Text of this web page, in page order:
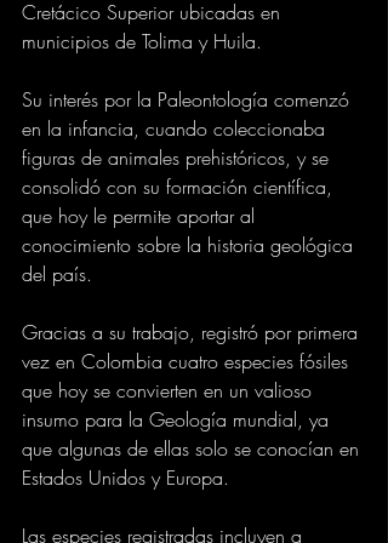
Cretácico Superior ubicadas en
municipios de Tolima y Huila.
Su interés por la Paleontología comenzó
en la infancia, cuando coleccionaba
figuras de animales prehistóricos, y se
consolidó con su formación científica,
que hoy le permite aportar al
conocimiento sobre la historia geológica
del país.
Gracias a su trabajo, registró por primera
vez en Colombia cuatro especies fósiles
que hoy se convierten en un valioso
insumo para la Geología mundial, ya
que algunas de ellas solo se conocían en
Estados Unidos y Europa.
Las especies registradas incluyen a